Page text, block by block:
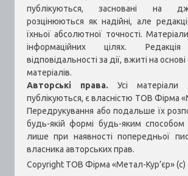
публікуються, засновані на
розцінюються як надійні, але
їхньої абсолютної точності.
інформаційних цілях.
відповідальності за дії, вжиті на
матеріалів.
Авторські права. Усі
публікуються, є власністю ТОВ Фірма
Передрукування або подальше їх
будь-якій формі будь-яким способом
лише при наявності попередньої
власника авторських прав.
Copyright ТОВ Фірма «Метал-Кур’єр» (c)